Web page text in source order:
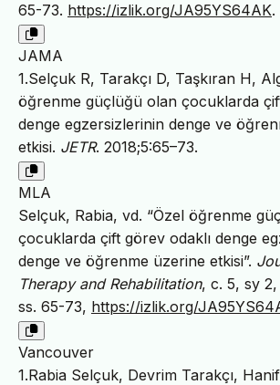
65-73. https://izlik.org/JA95YS64AK.
JAMA
1.Selçuk R, Tarakçı D, Taşkıran H,
öğrenme güçlüğü olan çocuklarda
denge egzersizlerinin denge ve
etkisi. JETR. 2018;5:65–73.
MLA
Selçuk, Rabia, vd. “Özel öğrenme
çocuklarda çift görev odaklı denge
denge ve öğrenme üzerine etkisi”.
Therapy and Rehabilitation, c. 5, sy
ss. 65-73, https://izlik.org/
Vancouver
1.Rabia Selçuk, Devrim Tarakçı,